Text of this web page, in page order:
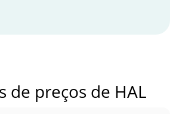
de preços de HAL